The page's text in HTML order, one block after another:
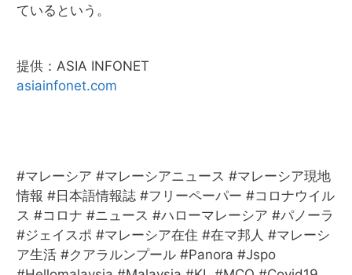
ているという。
提供：ASIA INFONET
asiainfonet.com
#マレーシア #マレーシアニュース #マレーシア現地
情報 #日本語情報誌 #フリーペーパー #コロナウイル
ス #コロナ #ニュース #ハローマレーシア #パノーラ
#ジェイスポ #マレーシア在住 #在マ邦人 #マレーシ
ア生活 #クアラルンプール #Panora #Jspo